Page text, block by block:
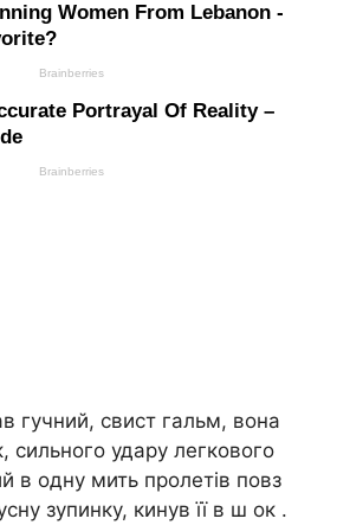
гучний, свист гальм, вона
сильного удару легкового
в одну мить пролетів повз
зупинку, кинув її в ш ок .